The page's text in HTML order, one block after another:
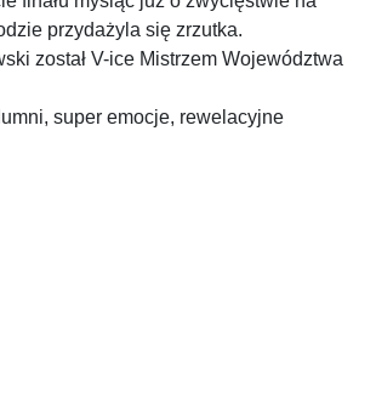
przydażyla się zrzutka.
został V-ice Mistrzem Województwa
super emocje, rewelacyjne